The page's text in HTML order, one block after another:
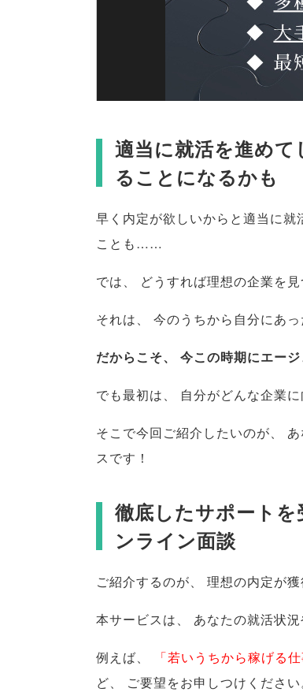
適当に就活を進めて
ることになるかも
早く内定が欲しいからと適当に就
ことも……
では、 どうすれば理想の企業を
それは、 今のうちから自分にあ
だからこそ、 今この時期にエー
でも最初は、 自分がどんな企業
そこで今回ご紹介したいのが、
スです！
徹底したサポート
ンライン面談
ご紹介するのが、 理想の内定が
本サービスは、 あなたの就活状
例えば、 「若いうちから稼げる仕
ど、 ご要望をお申しつけください